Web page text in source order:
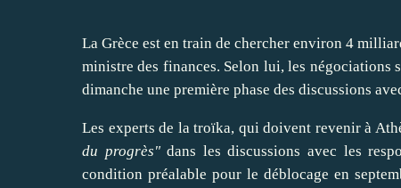
La Grèce est en train de chercher environ 4
ministre des finances. Selon lui, les
dimanche une première phase des discussions
Les experts de la troïka, qui doivent revenir à
du progrès"dans les discussions avec les
condition préalable pour le déblocage en